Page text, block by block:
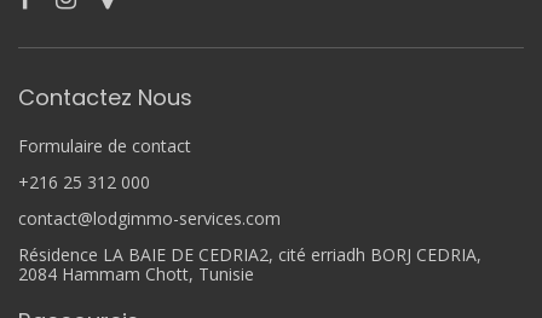
Contactez Nous
Formulaire de contact
+216 25 312 000
contact@lodgimmo-services.com
Résidence LA BAIE DE CEDRIA2, cité erriadh BORJ CEDRIA,
2084 Hammam Chott, Tunisie